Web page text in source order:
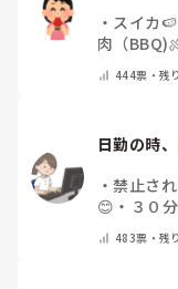
・ スイカ🍉
肉（
444票・残
日勤の時
・禁止さ
😊 ・ ３０
483票・残